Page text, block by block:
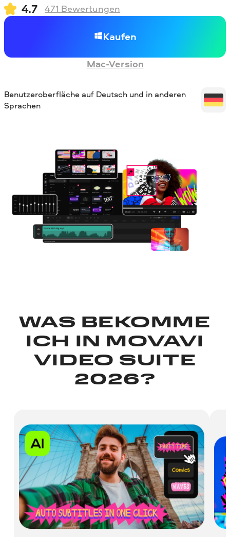
4.7 471 Bewertungen
Kaufen
Mac-Version
Benutzeroberfläche auf Deutsch und in anderen
Sprachen
WAS BEKOMME
ICH IN MOVAVI
VIDEO SUITE
2026?